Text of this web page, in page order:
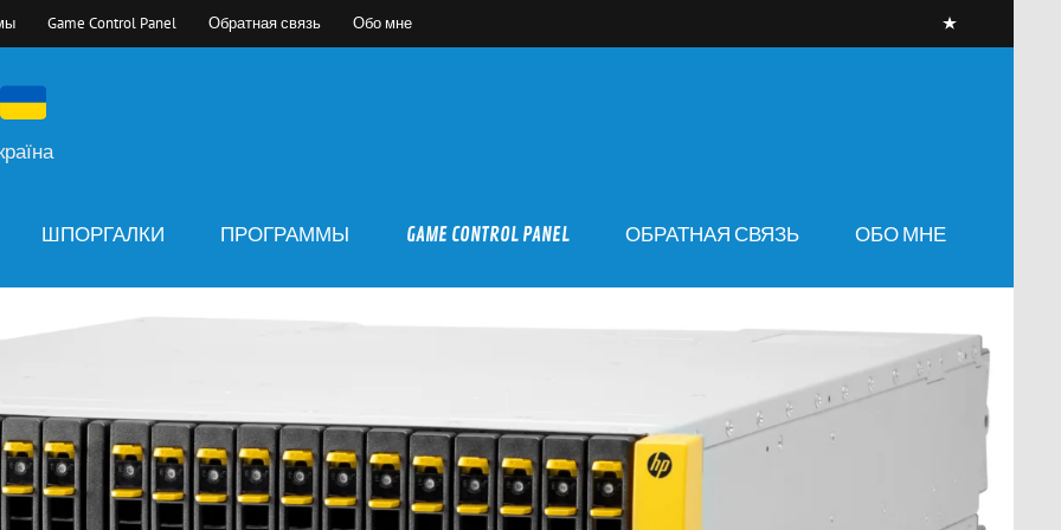
Game Control Panel Обратная связь Обо мне
ШПОРГАЛКИ ПРОГРАММЫ GAME CONTROL PANEL ОБРАТНАЯ СВЯЗЬ ОБО МНЕ